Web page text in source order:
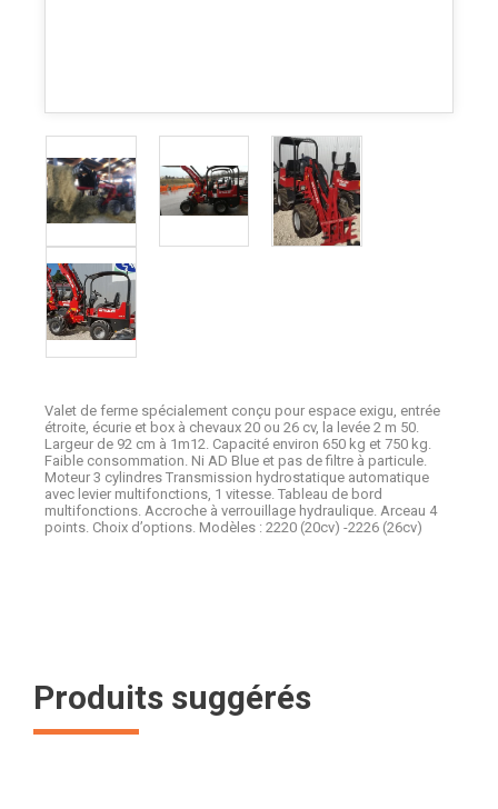
Valet de ferme spécialement conçu pour espace exigu, entrée
étroite, écurie et box à chevaux 20 ou 26 cv, la levée 2 m 50.
Largeur de 92 cm à 1m12. Capacité environ 650 kg et 750 kg.
Faible consommation. Ni AD Blue et pas de filtre à particule.
Moteur 3 cylindres Transmission hydrostatique automatique
avec levier multifonctions, 1 vitesse. Tableau de bord
multifonctions. Accroche à verrouillage hydraulique. Arceau 4
points. Choix d’options. Modèles : 2220 (20cv) -2226 (26cv)
Produits suggérés